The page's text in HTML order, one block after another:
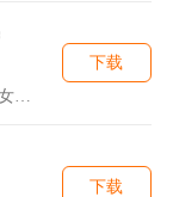
下载
下载